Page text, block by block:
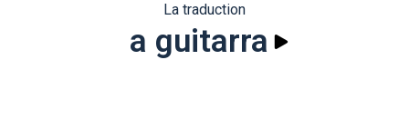
La traduction
a guitarra